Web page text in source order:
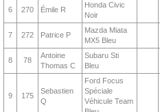
6 270 Émile R
Honda Civic
Noir
7 272 Patrice P
Mazda Miata
MX5 Bleu
8 78
Antoine
Thomas C
Subaru Sti
Bleu
9 175
Sebastien
Q
Ford Focus
Spéciale
Véhicule Team